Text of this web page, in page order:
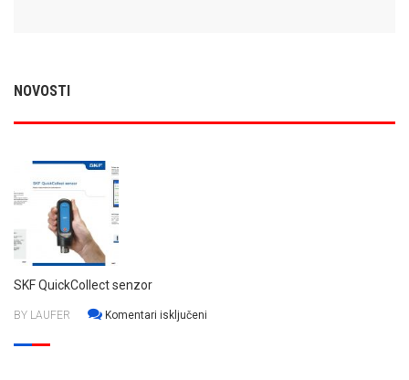
NOVOSTI
SKF QuickCollect senzor
BY LAUFER Komentari isključeni